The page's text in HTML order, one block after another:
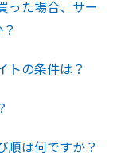
った場合、サー
トの条件は？
順は何ですか？